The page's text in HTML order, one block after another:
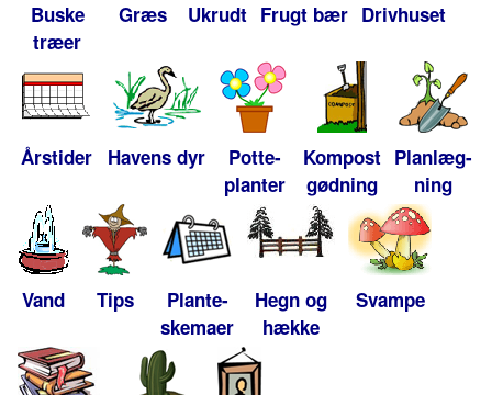
Buske
træer
Græs Ukrudt Frugt bær Drivhuset
Årstider Havens dyr
Potte-
planter
Kompost
gødning
Planlæg-
ning
Vand Tips
Plante-
skemaer
Hegn og
hække
Svampe